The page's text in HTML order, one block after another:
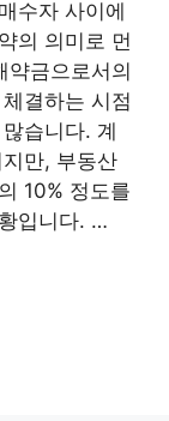
수자 사이에
의 의미로 먼
약금으로서의
결하는 시점
습니다. 계
만, 부동산
10% 정도를
입니다. …